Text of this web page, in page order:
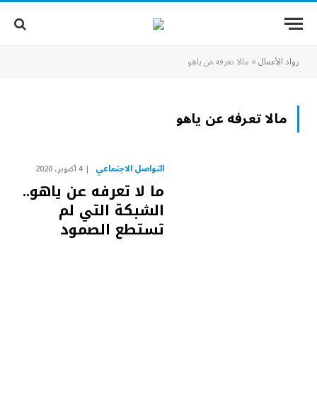
رواد الأعمال» مالا تعرفه عن ياهو
مالا تعرفه عن ياهو
التواصل الاجتماعي 4 أكتوبر، 2020
ما لا تعرفه عن ياهو..
الشبكة التي لم
تستطع الصمود